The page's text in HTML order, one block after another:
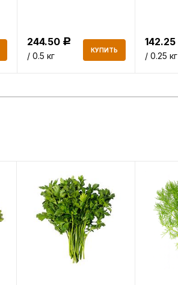
244.50 Р
/ 0.5 кг
КУПИТЬ
142.25
/ 0.25 кг